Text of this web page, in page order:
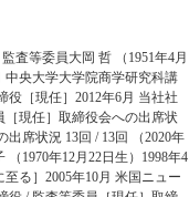
査等委員大岡 哲 （1951年4月
中央大学大学院商学研究科講
役［現任］2012年6月 当社社
［現任］取締役会への出席状
出席状況 13回 / 13回 （2020年
1970年12月22日生）1998年4
る］2005年10月 米国ニュー